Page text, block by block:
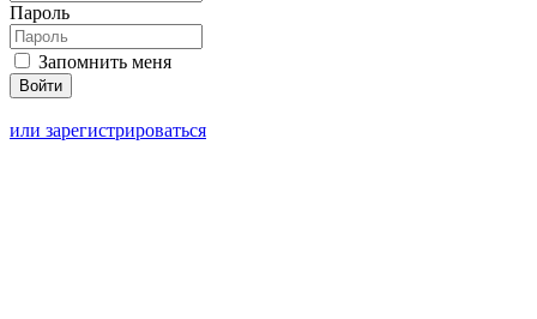
Пароль
Запомнить меня
или зарегистрироваться